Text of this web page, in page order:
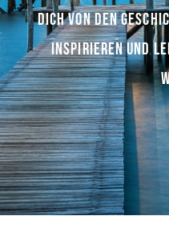
DICH VON DEN
INSPIRIEREN UND